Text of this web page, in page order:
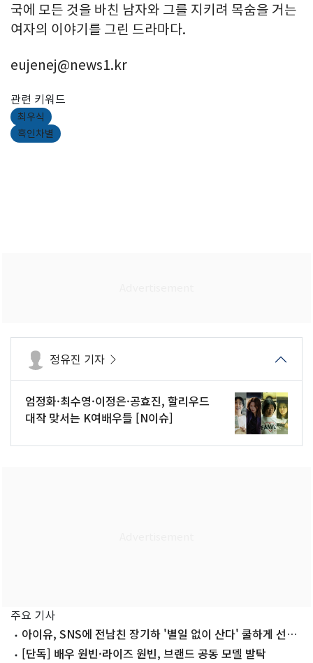
국에 모든 것을 바친 남자와 그를 지키려 목숨을 거는
여자의 이야기를 그린 드라마다.
eujenej@news1.kr
관련 키워드
최우식
흑인차별
정유진 기자
엄정화·최수영·이정은·공효진, 할리우드
대작 맞서는 K여배우들 [N이슈]
주요 기사
아이유, SNS에 전남친 장기하 '별일 없이 산다' 쿨하게 선곡
'깜짝'
[단독] 배우 원빈·라이즈 원빈, 브랜드 공동 모델 발탁